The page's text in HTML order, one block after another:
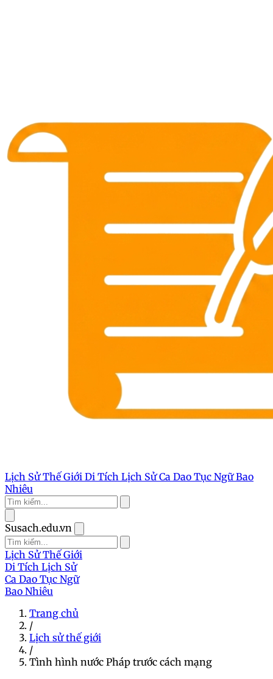
Lịch Sử Thế Giới Di Tích Lịch SửCa Dao Tục NgữBao
Nhiêu
Susach.edu.vn
Lịch Sử Thế Giới
Di Tích Lịch Sử
Ca Dao Tục Ngữ
Bao Nhiêu
Trang chủ
/
Lịch sử thế giới
/
Tình hình nước Pháp trước cách mạng